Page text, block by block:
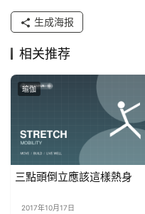
生成海报
相关推荐
瑜伽
三點頭倒立應該這樣熱身
2017年10月17日